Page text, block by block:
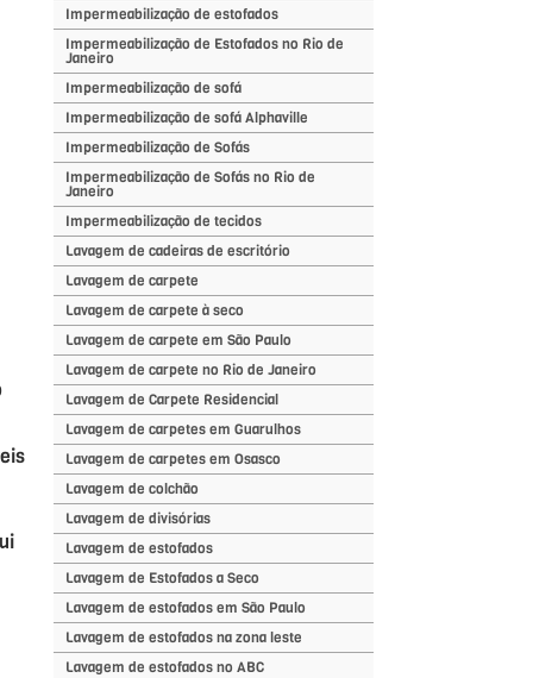
Impermeabilização de estofados
Impermeabilização de Estofados no Rio de
Janeiro
Impermeabilização de sofá
Impermeabilização de sofá Alphaville
Impermeabilização de Sofás
Impermeabilização de Sofás no Rio de
Janeiro
Impermeabilização de tecidos
Lavagem de cadeiras de escritório
Lavagem de carpete
Lavagem de carpete à seco
Lavagem de carpete em São Paulo
Lavagem de carpete no Rio de Janeiro
Lavagem de Carpete Residencial
Lavagem de carpetes em Guarulhos
Lavagem de carpetes em Osasco
Lavagem de colchão
Lavagem de divisórias
Lavagem de estofados
Lavagem de Estofados a Seco
Lavagem de estofados em São Paulo
Lavagem de estofados na zona leste
Lavagem de estofados no ABC